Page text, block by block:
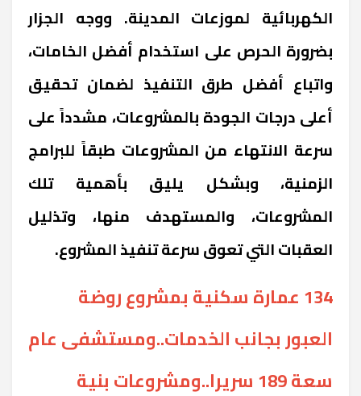
الكهربائية لموزعات المدينة. ووجه الجزار
بضرورة الحرص على استخدام أفضل الخامات،
واتباع أفضل طرق التنفيذ لضمان تحقيق
أعلى درجات الجودة بالمشروعات، مشدداً على
سرعة الانتهاء من المشروعات طبقاً للبرامج
الزمنية، وبشكل يليق بأهمية تلك
المشروعات، والمستهدف منها، وتذليل
العقبات التي تعوق سرعة تنفيذ المشروع.
134 عمارة سكنية بمشروع روضة
العبور بجانب الخدمات..ومستشفى عام
سعة 189 سريرا..ومشروعات بنية